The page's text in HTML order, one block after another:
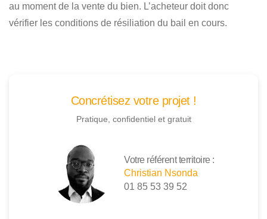
au moment de la vente du bien. L’acheteur doit donc
vérifier les conditions de résiliation du bail en cours.
Concrétisez votre projet !
Pratique, confidentiel et gratuit
Votre référent territoire :
Christian Nsonda
01 85 53 39 52